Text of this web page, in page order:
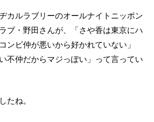
カルラブリーのオールナイトニッポン
ブ・野田さんが、「さや香は東京にハ
ンビ仲が悪いから好かれていない」
不仲だからマジっぽい」って言ってい
たね。